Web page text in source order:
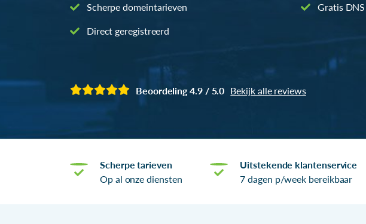
Scherpe domeintarieven
Direct geregistreerd
Gratis
Beoordeling 4.9 / 5.0 Bekijk alle reviews
Scherpe tarieven
Op al onze diensten
Uitstekende klantenservice
7 dagen p/week bereikbaar